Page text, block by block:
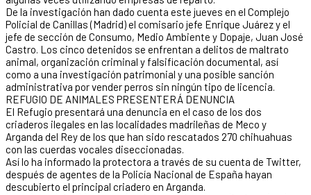
De la investigación han dado cuenta este jueves en el Complejo
Policial de Canillas (Madrid) el comisario jefe Enrique Juárez y el
jefe de sección de Consumo, Medio Ambiente y Dopaje, Juan José
Castro. Los cinco detenidos se enfrentan a delitos de maltrato
animal, organización criminal y falsificación documental, así
como a una investigación patrimonial y una posible sanción
administrativa por vender perros sin ningún tipo de licencia.
REFUGIO DE ANIMALES PRESENTERÁ DENUNCIA
El Refugio presentará una denuncia en el caso de los dos
criaderos ilegales en las localidades madrileñas de Meco y
Arganda del Rey de los que han sido rescatados 270 chihuahuas
con las cuerdas vocales diseccionadas.
Así lo ha informado la protectora a través de su cuenta de Twitter,
después de agentes de la Policía Nacional de España hayan
descubierto el principal criadero en Arganda.